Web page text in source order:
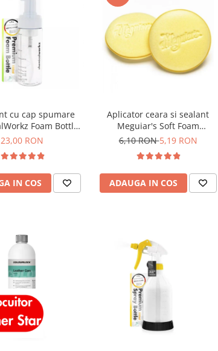
cu cap spumare
Foam Bottle
150ml
23,00 RON
IN COS
Aplicator ceara si sealant
Meguiar's Soft Foam
Applicator Pad 101mm
6,10 RON5,19 RON
ADAUGA IN COS